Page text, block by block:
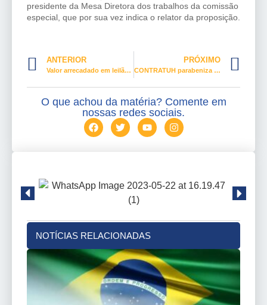
presidente da Mesa Diretora dos trabalhos da comissão
especial, que por sua vez indica o relator da proposição.
ANTERIOR
Valor arrecadado em leilão de veículos apreendidos pode ir para segurança
PRÓXIMO
CONTRATUH parabeniza SECHSPA por seus 91 anos
O que achou da matéria? Comente em
nossas redes sociais.
NOTÍCIAS RELACIONADAS